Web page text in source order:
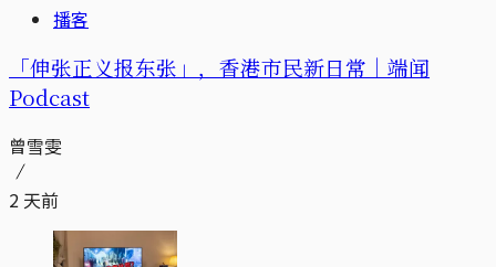
播客
「伸张正义报东张」，香港市民新日常｜端闻
Podcast
曾雪雯
2 天前